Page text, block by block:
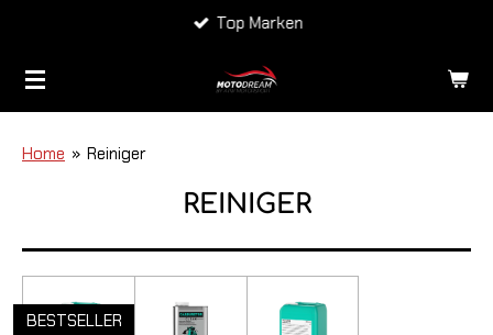
springen
Top Marken
Home » Reiniger
REINIGER
BESTSELLER